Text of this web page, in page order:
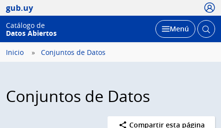
gub.uy
Catálogo de
Datos Abiertos
Desplegar
Menú Abrir
Inicio Conjuntos de Datos
Conjuntos de Datos
Compartir esta página